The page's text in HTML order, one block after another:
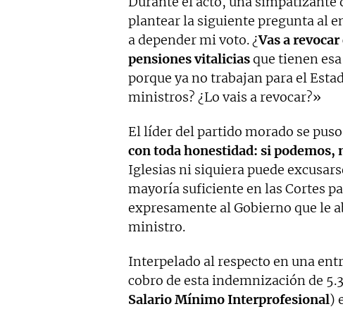
plantear la siguiente pregunta al
a depender mi voto. ¿Vas a
pensiones vitaliciasque tienen
porque ya no trabajan para el
ministros? ¿Lo vais a revocar?»
El líder del partido morado se
con toda honestidad: si podemos,
Iglesias ni siquiera puede
mayoría suficiente en las Cortes
expresamente al Gobierno que le
ministro.
Interpelado al respecto en una
cobro de esta indemnización de
Salario Mínimo Interprofesional)